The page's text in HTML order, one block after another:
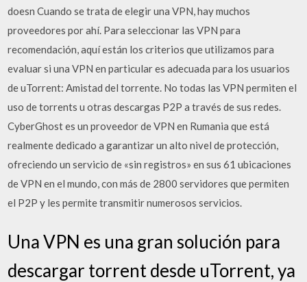
doesn Cuando se trata de elegir una VPN, hay muchos
proveedores por ahí. Para seleccionar las VPN para
recomendación, aquí están los criterios que utilizamos para
evaluar si una VPN en particular es adecuada para los usuarios
de uTorrent: Amistad del torrente. No todas las VPN permiten el
uso de torrents u otras descargas P2P a través de sus redes.
CyberGhost es un proveedor de VPN en Rumania que está
realmente dedicado a garantizar un alto nivel de protección,
ofreciendo un servicio de «sin registros» en sus 61 ubicaciones
de VPN en el mundo, con más de 2800 servidores que permiten
el P2P y les permite transmitir numerosos servicios.
Una VPN es una gran solución para
descargar torrent desde uTorrent, ya